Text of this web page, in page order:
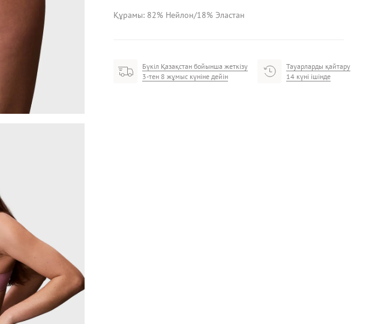
Құрамы: 82% Нейлон/18% Эластан
Бүкіл Қазақстан бойынша жеткізу
3-тен 8 жұмыс күніне дейін
Тауарларды қайтару
14 күні ішінде